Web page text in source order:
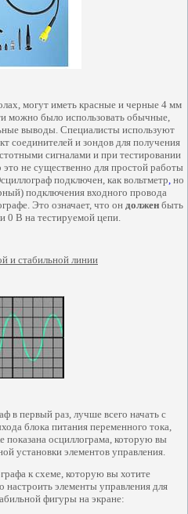
могут иметь красные и черные 4 мм
можно было использовать обычные,
выводы. Специалисты используют
соединителей и зондов для получения
сигналами и при тестировании
не существенно для простой работы
подключен, как вольтметр,но
подключения входного провода
Это означает, что он должен быть
0 В на тестируемой цепи.
и стабильной линии
в первый раз, лучше всего начать с
блока питания переменного тока,
показана осциллограма, которую вы
установки элементов управления.
к схеме, которую вы хотите
настроить элементы управления для
фигуры на экране: